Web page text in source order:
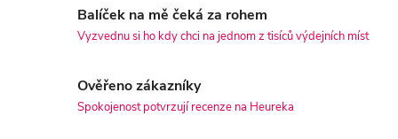
Balíček na mě čeká za rohem
Vyzvednu si ho kdy chci na jednom z tisíců výdejních míst
Ověřeno zákazníky
Spokojenost potvrzují recenze na Heureka